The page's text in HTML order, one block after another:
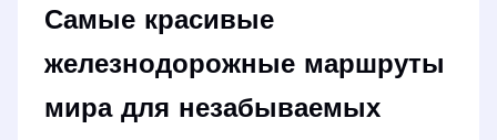
Самые красивые
железнодорожные маршруты
мира для незабываемых